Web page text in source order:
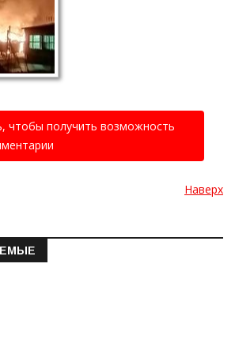
чтобы получить возможность
Наверх